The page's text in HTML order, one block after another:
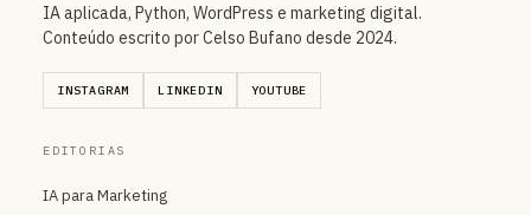
IA aplicada, Python, WordPress e marketing digital.
Conteúdo escrito por Celso Bufano desde 2024.
INSTAGRAM LINKEDIN YOUTUBE
EDITORIAS
IA para Marketing